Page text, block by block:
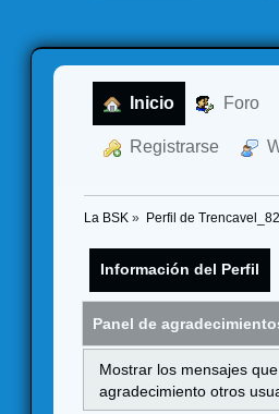
Inicio Foro
Registrarse
La BSK » Perfil de Trencavel_82
Información del Perfil
Panel de
Mostrar los mensajes
agradecimiento otros